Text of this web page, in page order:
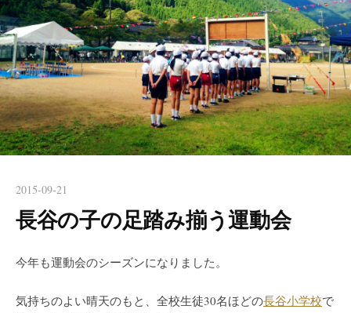
2015-09-21
長谷の子の足踏み揃う運動会
今年も運動会のシーズンになりました。
気持ちのよい晴天のもと、全校生徒30名ほどの長谷小学校で